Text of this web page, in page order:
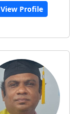
View Profile